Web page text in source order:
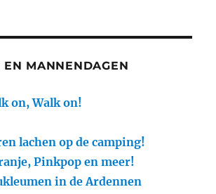
EN MANNENDAGEN
on, Walk on!
lachen op de camping!
Pinkpop en meer!
in de Ardennen